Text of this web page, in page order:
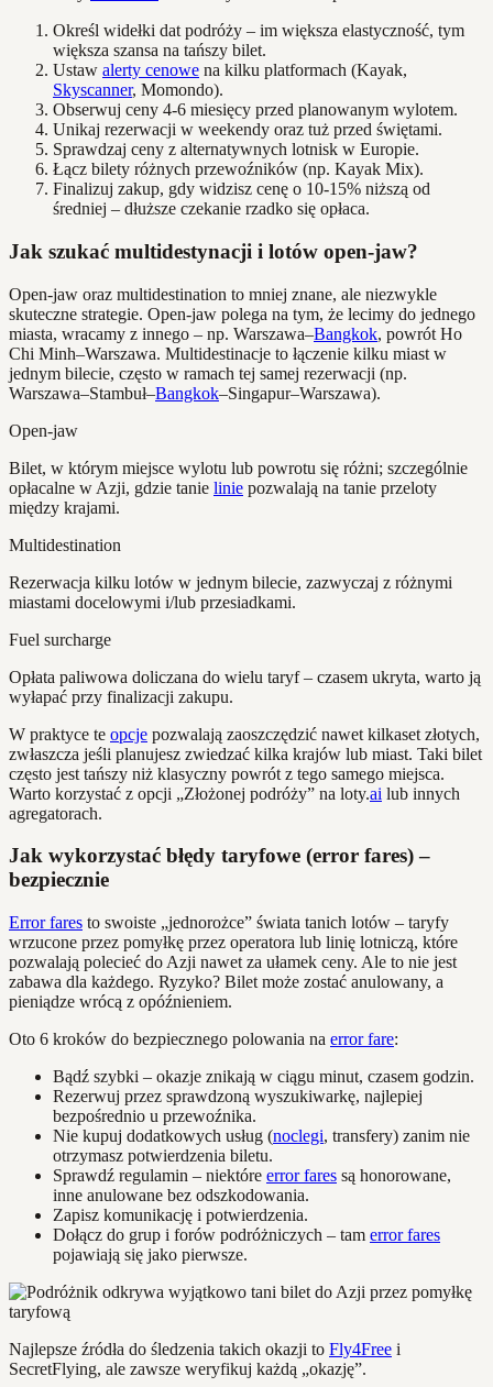
Określ widełki dat podróży – im większa elastyczność, tym
większa szansa na tańszy bilet.
Ustaw alerty cenowe na kilku platformach (Kayak,
Skyscanner, Momondo).
Obserwuj ceny 4-6 miesięcy przed planowanym wylotem.
Unikaj rezerwacji w weekendy oraz tuż przed świętami.
Sprawdzaj ceny z alternatywnych lotnisk w Europie.
Łącz bilety różnych przewoźników (np. Kayak Mix).
Finalizuj zakup, gdy widzisz cenę o 10-15% niższą od
średniej – dłuższe czekanie rzadko się opłaca.
Jak szukać multidestynacji i lotów open-jaw?
Open-jaw oraz multidestination to mniej znane, ale niezwykle
skuteczne strategie. Open-jaw polega na tym, że lecimy do jednego
miasta, wracamy z innego – np. Warszawa–Bangkok, powrót Ho
Chi Minh–Warszawa. Multidestinacje to łączenie kilku miast w
jednym bilecie, często w ramach tej samej rezerwacji (np.
Warszawa–Stambuł–Bangkok–Singapur–Warszawa).
Open-jaw
Bilet, w którym miejsce wylotu lub powrotu się różni; szczególnie
opłacalne w Azji, gdzie tanie linie pozwalają na tanie przeloty
między krajami.
Multidestination
Rezerwacja kilku lotów w jednym bilecie, zazwyczaj z różnymi
miastami docelowymi i/lub przesiadkami.
Fuel surcharge
Opłata paliwowa doliczana do wielu taryf – czasem ukryta, warto ją
wyłapać przy finalizacji zakupu.
W praktyce te opcje pozwalają zaoszczędzić nawet kilkaset złotych,
zwłaszcza jeśli planujesz zwiedzać kilka krajów lub miast. Taki bilet
często jest tańszy niż klasyczny powrót z tego samego miejsca.
Warto korzystać z opcji „Złożonej podróży” na loty.ai lub innych
agregatorach.
Jak wykorzystać błędy taryfowe (error fares) –
bezpiecznie
Error fares to swoiste „jednorożce” świata tanich lotów – taryfy
wrzucone przez pomyłkę przez operatora lub linię lotniczą, które
pozwalają polecieć do Azji nawet za ułamek ceny. Ale to nie jest
zabawa dla każdego. Ryzyko? Bilet może zostać anulowany, a
pieniądze wrócą z opóźnieniem.
Oto 6 kroków do bezpiecznego polowania na error fare:
Bądź szybki – okazje znikają w ciągu minut, czasem godzin.
Rezerwuj przez sprawdzoną wyszukiwarkę, najlepiej
bezpośrednio u przewoźnika.
Nie kupuj dodatkowych usług (noclegi, transfery) zanim nie
otrzymasz potwierdzenia biletu.
Sprawdź regulamin – niektóre error fares są honorowane,
inne anulowane bez odszkodowania.
Zapisz komunikację i potwierdzenia.
Dołącz do grup i forów podróżniczych – tam error fares
pojawiają się jako pierwsze.
Najlepsze źródła do śledzenia takich okazji to Fly4Free i
SecretFlying, ale zawsze weryfikuj każdą „okazję”.